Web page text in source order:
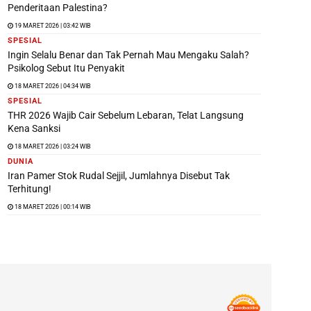
Penderitaan Palestina?
19 MARET 2026 | 03:42 WIB
SPESIAL
Ingin Selalu Benar dan Tak Pernah Mau Mengaku Salah?
Psikolog Sebut Itu Penyakit
18 MARET 2026 | 04:34 WIB
SPESIAL
THR 2026 Wajib Cair Sebelum Lebaran, Telat Langsung
Kena Sanksi
18 MARET 2026 | 03:24 WIB
DUNIA
Iran Pamer Stok Rudal Sejjil, Jumlahnya Disebut Tak
Terhitung!
18 MARET 2026 | 00:14 WIB